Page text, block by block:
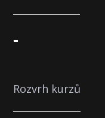
-
Rozvrh kurzů